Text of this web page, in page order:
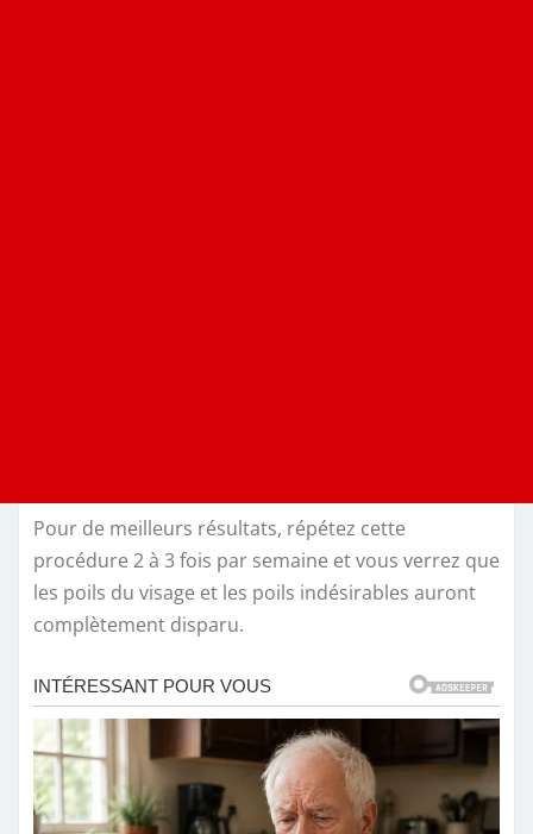
Pour de meilleurs résultats, répétez cette
procédure 2 à 3 fois par semaine et vous verrez que
les poils du visage et les poils indésirables auront
complètement disparu.